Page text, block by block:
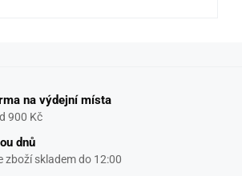
na výdejní místa
900 Kč
dnů
zboží skladem do 12:00